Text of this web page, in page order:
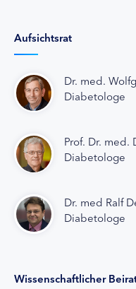
Aufsichtsrat
Dr. med.
Diabetologe
Prof. Dr. med.
Diabetologe
Dr. med Ralf
Diabetologe
Wissenschaftlicher